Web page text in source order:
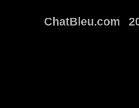
ChatBleu.com